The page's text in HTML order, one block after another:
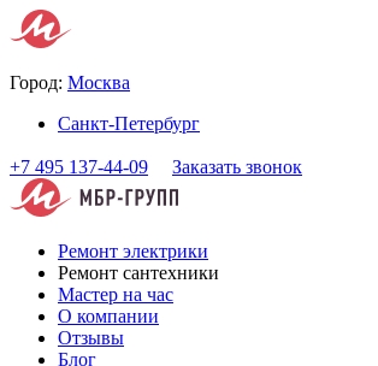
Город: Москва
Санкт-Петербург
+7 495 137-44-09 Заказать звонок
Ремонт электрики
Ремонт сантехники
Мастер на час
О компании
Отзывы
Блог